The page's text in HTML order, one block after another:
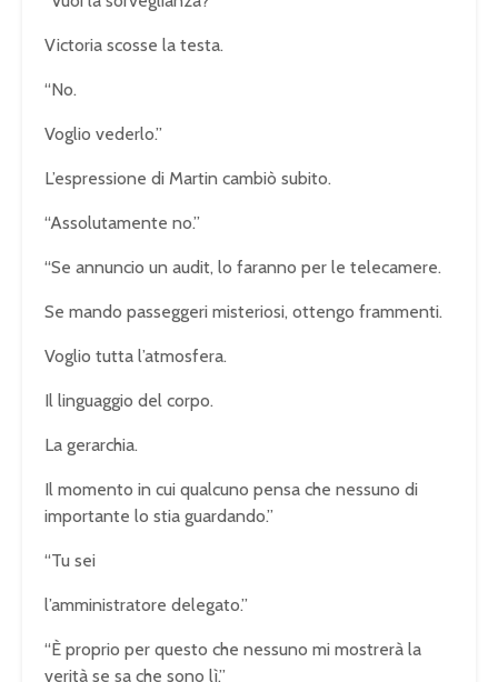
Victoria scosse la testa.
“No.
Voglio vederlo.”
L’espressione di Martin cambiò subito.
“Assolutamente no.”
“Se annuncio un audit, lo faranno per le telecamere.
Se mando passeggeri misteriosi, ottengo frammenti.
Voglio tutta l’atmosfera.
Il linguaggio del corpo.
La gerarchia.
Il momento in cui qualcuno pensa che nessuno di
importante lo stia guardando.”
“Tu sei
l’amministratore delegato.”
“È proprio per questo che nessuno mi mostrerà la
verità se sa che sono lì.”